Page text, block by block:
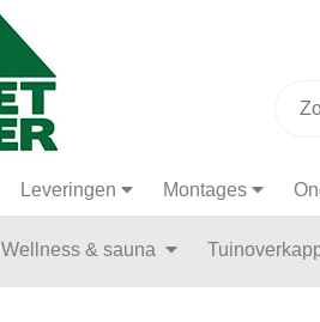
Leveringen Montages
Wellness & sauna